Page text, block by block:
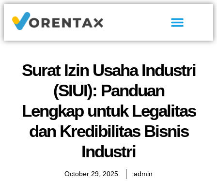
Surat Izin Usaha Industri
(SIUI): Panduan
Lengkap untuk Legalitas
dan Kredibilitas Bisnis
Industri
October 29, 2025 admin